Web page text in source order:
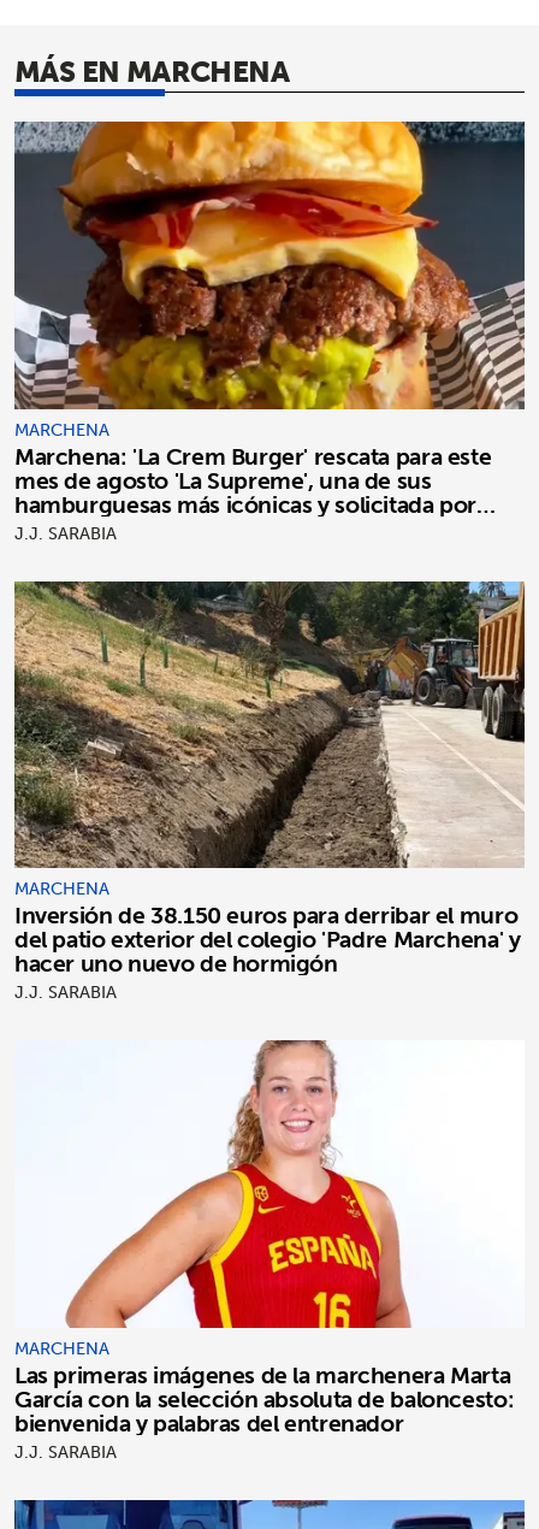
MÁS EN MARCHENA
MARCHENA
Marchena: 'La Crem Burger' rescata para este
mes de agosto 'La Supreme', una de sus
hamburguesas más icónicas y solicitada por
clientes
J.J. SARABIA
MARCHENA
Inversión de 38.150 euros para derribar el muro
del patio exterior del colegio 'Padre Marchena' y
hacer uno nuevo de hormigón
J.J. SARABIA
MARCHENA
Las primeras imágenes de la marchenera Marta
García con la selección absoluta de baloncesto:
bienvenida y palabras del entrenador
J.J. SARABIA